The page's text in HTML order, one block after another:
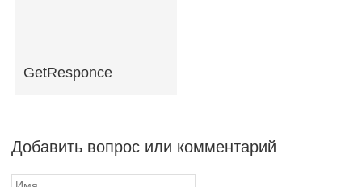
GetResponce
Добавить вопрос или комментарий